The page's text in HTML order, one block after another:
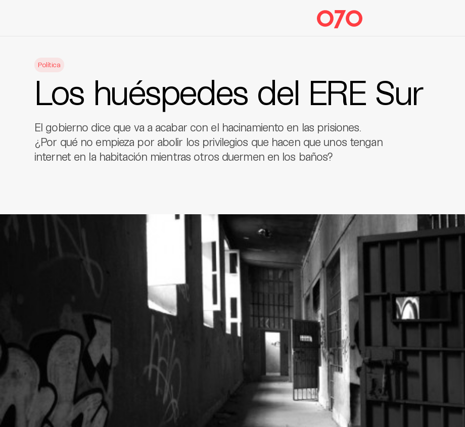
Política
Los huéspedes del ERE Sur
El gobierno dice que va a acabar con el hacinamiento en las prisiones.
¿Por qué no empieza por abolir los privilegios que hacen que unos tengan
internet en la habitación mientras otros duermen en los baños?